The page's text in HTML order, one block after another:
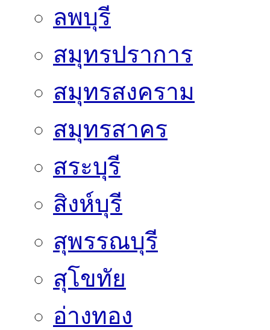
ลพบุรี
สมุทรปราการ
สมุทรสงคราม
สมุทรสาคร
สระบุรี
สิงห์บุรี
สุพรรณบุรี
สุโขทัย
อ่างทอง